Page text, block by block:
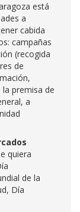
está
a
cabida
campañas
(recogida
de
premisa de
a
quiera
de la
Día